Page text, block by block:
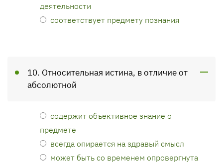
деятельности
соответствует предмету познания
10. Относительная истина, в отличие от
абсолютной
содержит объективное знание о
предмете
всегда опирается на здравый смысл
может быть со временем опровергнута